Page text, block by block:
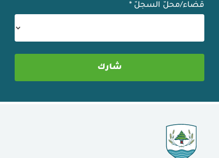
قضاء/محلّ السجلّ *